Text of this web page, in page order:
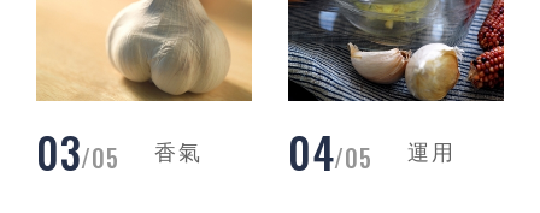
香氣 04 運用 05